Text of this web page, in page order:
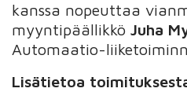
kanssa nopeuttaa
myyntipäällikköJuha
Automaatio-
Lisätietoa